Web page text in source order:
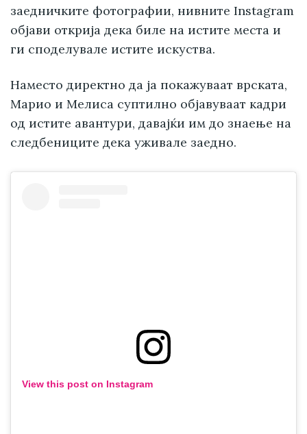
заедничките фотографии, нивните Instagram
објави открија дека биле на истите места и
ги споделувале истите искуства.
Наместо директно да ја покажуваат врската,
Марио и Мелиса суптилно објавуваат кадри
од истите авантури, давајќи им до знаење на
следбениците дека уживале заедно.
View this post on Instagram